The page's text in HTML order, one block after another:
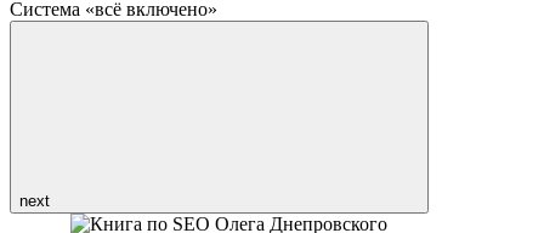
Система «всё включено»
next